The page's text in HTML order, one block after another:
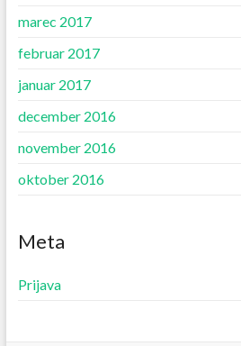
marec 2017
februar 2017
januar 2017
december 2016
november 2016
oktober 2016
Meta
Prijava